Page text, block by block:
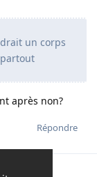
un corps
après non?
Répondre